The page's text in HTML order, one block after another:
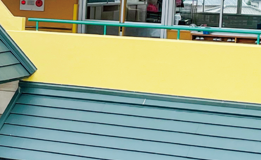
プライバシーポリシー